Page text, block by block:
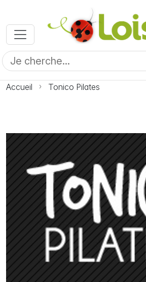
Accueil Tonico Pilates
Photo Tonico Pilates